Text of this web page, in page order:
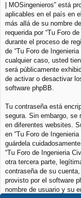
| MOSingenieros” está
aplicables en el país en
más allá de su nombre
requerida por “Tu Foro
durante el proceso de
de “Tu Foro de
cualquier caso, usted
será públicamente
de activar o desactivar
software phpBB.
Tu contraseña está
segura. Sin embargo, se
en diferentes websites.
en “Tu Foro de
guárdela
“Tu Foro de Ingenieria
otra tercera parte,
contraseña de su
provisto por el software
nombre de usuario y su